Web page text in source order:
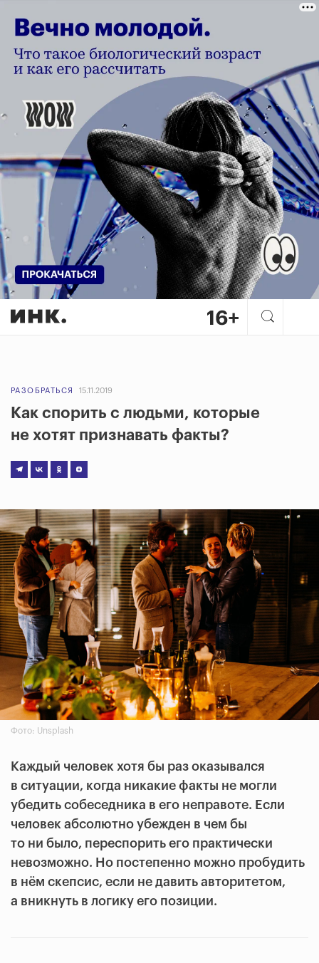
РАЗОБРАТЬСЯ 15.11.2019
Как спорить с людьми, которые
не хотят признавать факты?
Фото: Unsplash
Каждый человек хотя бы раз оказывался
в ситуации, когда никакие факты не могли
убедить собеседника в его неправоте. Если
человек абсолютно убежден в чем бы
то ни было, переспорить его практически
невозможно. Но постепенно можно пробудить
в нём скепсис, если не давить авторитетом,
а вникнуть в логику его позиции.